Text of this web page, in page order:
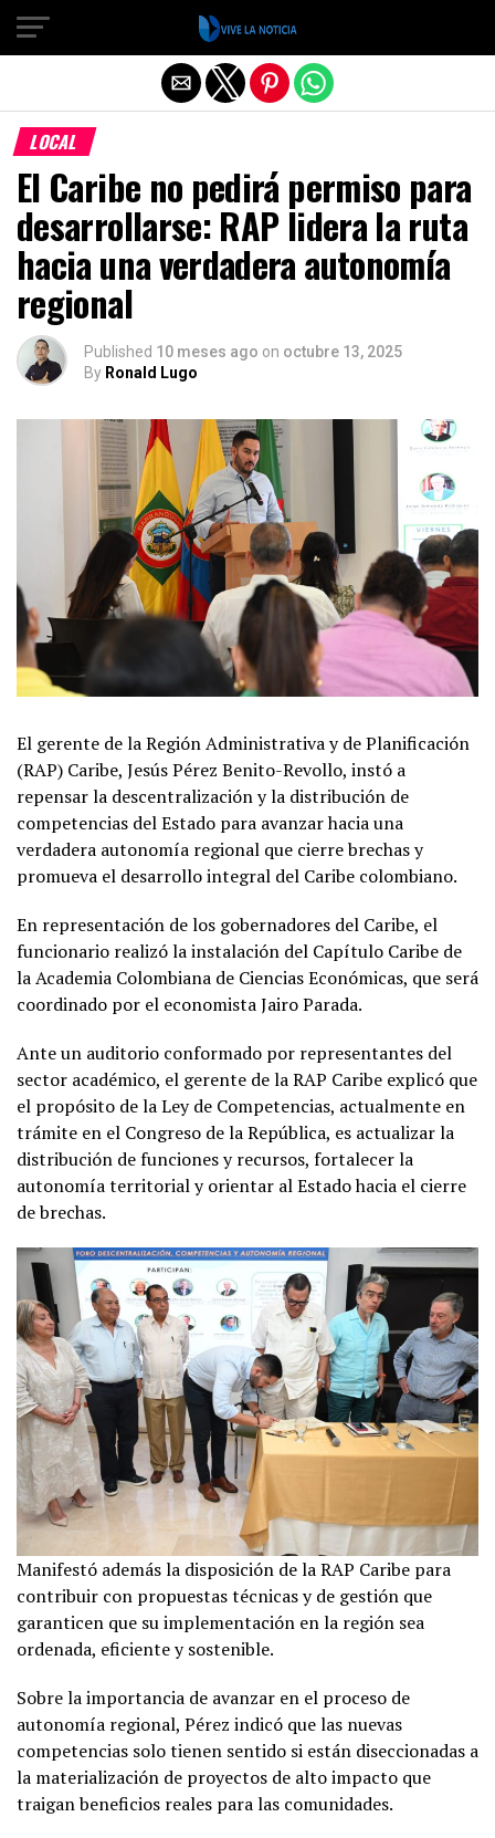
LOCAL
El Caribe no pedirá permiso para
desarrollarse: RAP lidera la ruta
hacia una verdadera autonomía
regional
Published 10 meses ago on octubre 13, 2025
By Ronald Lugo
El gerente de la Región Administrativa y de Planificación
(RAP) Caribe, Jesús Pérez Benito-Revollo, instó a
repensar la descentralización y la distribución de
competencias del Estado para avanzar hacia una
verdadera autonomía regional que cierre brechas y
promueva el desarrollo integral del Caribe colombiano.
En representación de los gobernadores del Caribe, el
funcionario realizó la instalación del Capítulo Caribe de
la Academia Colombiana de Ciencias Económicas, que será
coordinado por el economista Jairo Parada.
Ante un auditorio conformado por representantes del
sector académico, el gerente de la RAP Caribe explicó que
el propósito de la Ley de Competencias, actualmente en
trámite en el Congreso de la República, es actualizar la
distribución de funciones y recursos, fortalecer la
autonomía territorial y orientar al Estado hacia el cierre
de brechas.
Manifestó además la disposición de la RAP Caribe para
contribuir con propuestas técnicas y de gestión que
garanticen que su implementación en la región sea
ordenada, eficiente y sostenible.
Sobre la importancia de avanzar en el proceso de
autonomía regional, Pérez indicó que las nuevas
competencias solo tienen sentido si están diseccionadas a
la materialización de proyectos de alto impacto que
traigan beneficios reales para las comunidades.
Salir de la versión móvil